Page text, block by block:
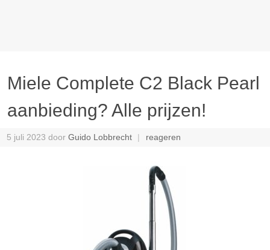
Miele Complete C2 Black Pearl
aanbieding? Alle prijzen!
5 juli 2023 door Guido Lobbrecht reageren